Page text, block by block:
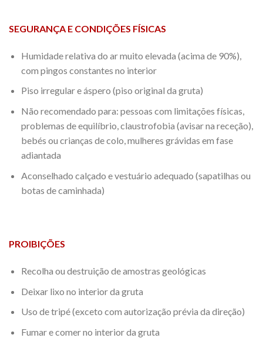
SEGURANÇA E CONDIÇÕES FÍSICAS
Humidade relativa do ar muito elevada (acima de 90%),
com pingos constantes no interior
Piso irregular e áspero (piso original da gruta)
Não recomendado para: pessoas com limitações físicas,
problemas de equilíbrio, claustrofobia (avisar na receção),
bebés ou crianças de colo, mulheres grávidas em fase
adiantada
Aconselhado calçado e vestuário adequado (sapatilhas ou
botas de caminhada)
PROIBIÇÕES
Recolha ou destruição de amostras geológicas
Deixar lixo no interior da gruta
Uso de tripé (exceto com autorização prévia da direção)
Fumar e comer no interior da gruta